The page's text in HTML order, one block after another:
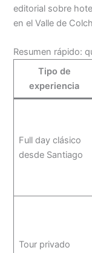
editorial sobre
en el Valle de
Resumen rápido:
Tipo de
experiencia
Full day clásico
desde Santiago
Tour privado